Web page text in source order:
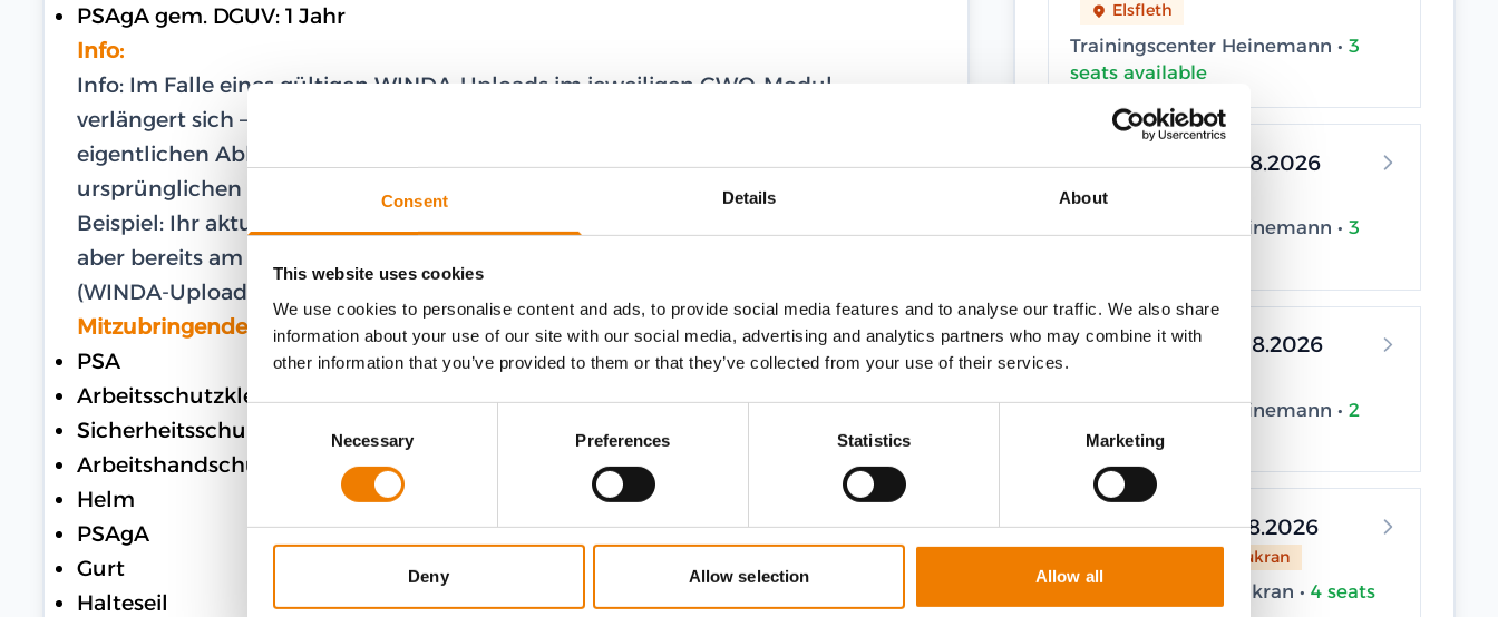
Consent Details About
This website uses cookies
We use cookies to personalise content and ads, to provide social media features and to analyse our traffic. We also share
information about your use of our site with our social media, advertising and analytics partners who may combine it with
other information that you’ve provided to them or that they’ve collected from your use of their services.
Necessary Preferences Statistics Marketing
Deny Allow selection Allow all
PSAgA gem. DGUV: 1 Jahr
Info:
Info: Im Falle eines gültigen WINDA-Uploads im jeweiligen GWO-Modul,
verlängert sich – im Falle einer Teilnahme von bis zu zwei Monaten vor dem
eigentlichen Ablaufdatum – die Gültigkeit von zwei Jahren ab dem
ursprünglichen Ablaufdatum.
Beispiel: Ihr aktuelles und gültiges Zertifikat läuft am 16.03.2024 ab, Sie nehmen
aber bereits am 27.02.2024 am Training teil, so verlängert sich Ihr Zertifikat
(WINDA-Upload) bis zum 16.03.2026.
Mitzubringende Ausrüstung
PSA
Arbeitsschutzkleidung
Sicherheitsschuhe
Arbeitshandschuhe
Helm
PSAgA
Gurt
Halteseil
Elsfleth
Trainingscenter Heinemann • 3
seats available
24.08.2026 - 24.08.2026
Trainingscenter Heinemann • 3
26.08.2026 - 26.08.2026
Trainingscenter Heinemann • 2
seats available
27.08.2026 - 27.08.2026
Sassnitz / Neu Mukran
Trainingscenter Mukran • 4 seats